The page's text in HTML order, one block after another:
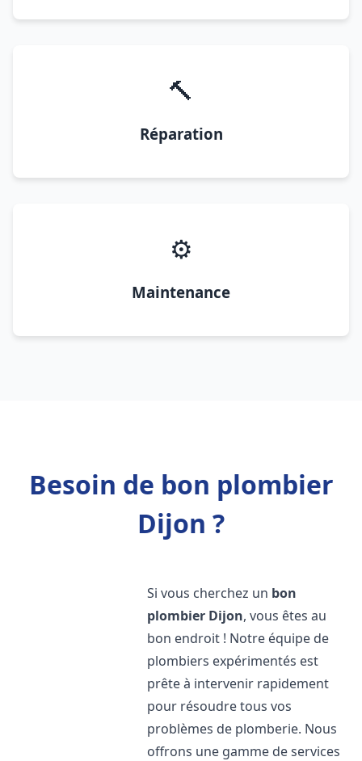
🔨
Réparation
⚙️
Maintenance
Besoin de bon plombier
Dijon ?
Si vous cherchez un bon
plombier Dijon, vous êtes au
bon endroit ! Notre équipe de
plombiers expérimentés est
prête à intervenir rapidement
pour résoudre tous vos
problèmes de plomberie. Nous
offrons une gamme de services